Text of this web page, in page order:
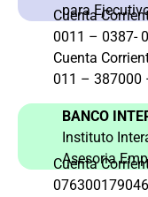
para
Cuenta
0011 – 0387-
Cuenta
011 – 387000
BANCO
Instituto
Asesoria
Cuenta